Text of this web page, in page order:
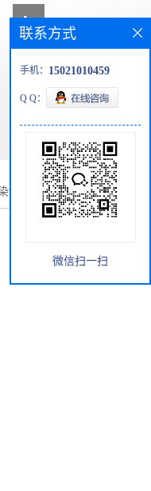
试剂盒 难转细
联系方式
手机： 15021010459
Q Q：
微信扫一扫